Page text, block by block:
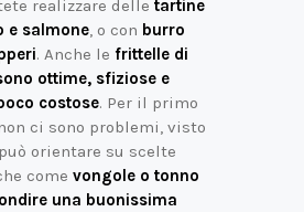
realizzare delle tartine
e salmone, o con burro
. Anche le frittelle di
ottime, sfiziose e
costose. Per il primo
ci sono problemi, visto
orientare su scelte
come vongole o tonno
una buonissima